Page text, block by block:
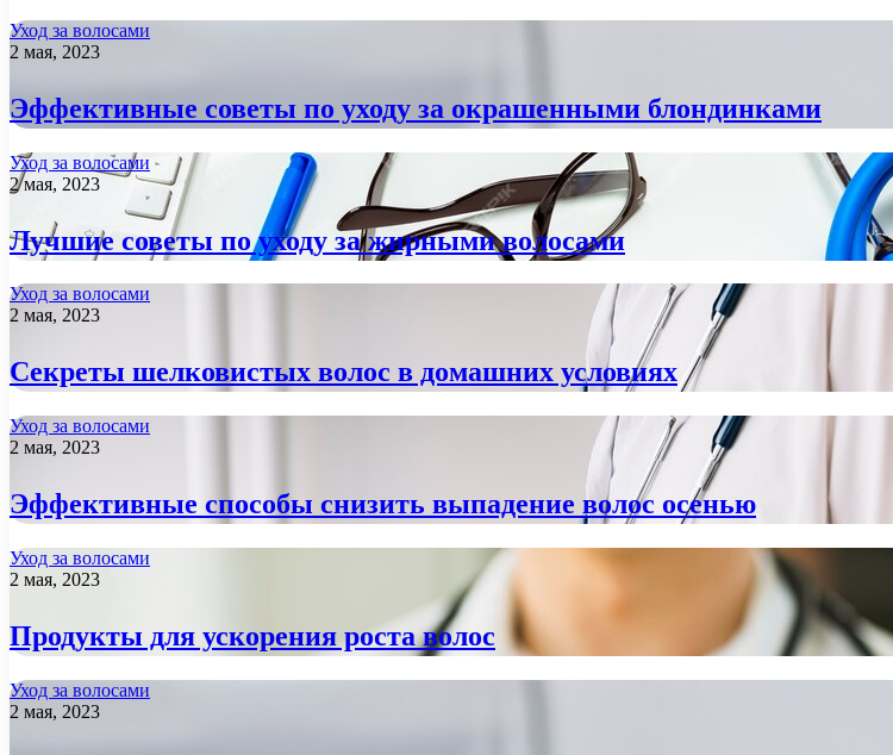
Уход за волосами
2 мая, 2023
Эффективные советы по уходу за окрашенными блондинками
Уход за волосами
2 мая, 2023
Лучшие советы по уходу за жирными волосами
Уход за волосами
2 мая, 2023
Секреты шелковистых волос в домашних условиях
Уход за волосами
2 мая, 2023
Эффективные способы снизить выпадение волос осенью
Уход за волосами
2 мая, 2023
Продукты для ускорения роста волос
Уход за волосами
2 мая, 2023